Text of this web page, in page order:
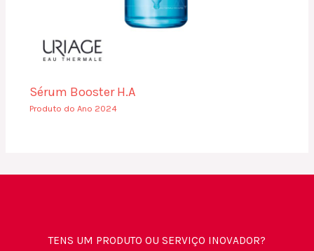
Sérum Booster H.A
Produto do Ano 2024
TENS UM PRODUTO OU SERVIÇO INOVADOR?